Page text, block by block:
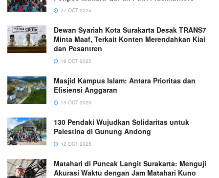
27 OCT 2025
Dewan Syariah Kota Surakarta Desak TRANS7
Minta Maaf, Terkait Konten Merendahkan Kiai
dan Pesantren
16 OCT 2025
Masjid Kampus Islam: Antara Prioritas dan
Efisiensi Anggaran
13 OCT 2025
130 Pendaki Wujudkan Solidaritas untuk
Palestina di Gunung Andong
12 OCT 2025
Matahari di Puncak Langit Surakarta: Menguji
Akurasi Waktu dengan Jam Matahari Kuno